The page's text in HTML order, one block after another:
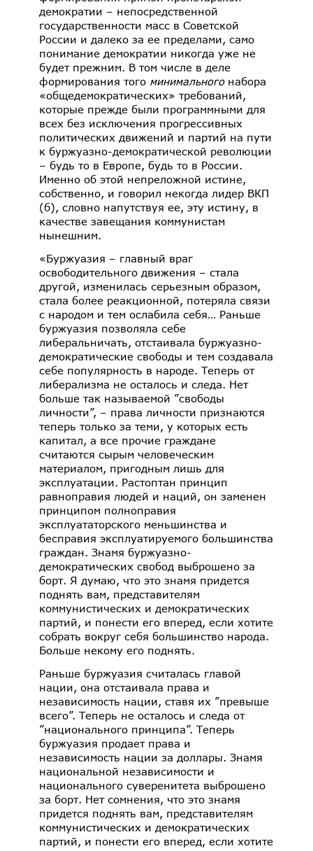
демократии – непосредственной
государственности масс в Советской
России и далеко за ее пределами, само
понимание демократии никогда уже не
будет прежним. В том числе в деле
формирования того минимальногонабора
«общедемократических» требований,
которые прежде были программными для
всех без исключения прогрессивных
политических движений и партий на пути
к буржуазно-демократической революции
– будь то в Европе, будь то в России.
Именно об этой непреложной истине,
собственно, и говорил некогда лидер ВКП
(б), словно напутствуя ее, эту истину, в
качестве завещания коммунистам
нынешним.
«Буржуазия – главный враг
освободительного движения – стала
другой, изменилась серьезным образом,
стала более реакционной, потеряла связи
с народом и тем ослабила себя… Раньше
буржуазия позволяла себе
либеральничать, отстаивала буржуазно-
демократические свободы и тем создавала
себе популярность в народе. Теперь от
либерализма не осталось и следа. Нет
больше так называемой ”свободы
личности”, – права личности признаются
теперь только за теми, у которых есть
капитал, а все прочие граждане
считаются сырым человеческим
материалом, пригодным лишь для
эксплуатации. Растоптан принцип
равноправия людей и наций, он заменен
принципом полноправия
эксплуататорского меньшинства и
бесправия эксплуатируемого большинства
граждан. Знамя буржуазно-
демократических свобод выброшено за
борт. Я думаю, что это знамя придется
поднять вам, представителям
коммунистических и демократических
партий, и понести его вперед, если хотите
собрать вокруг себя большинство народа.
Больше некому его поднять.
Раньше буржуазия считалась главой
нации, она отстаивала права и
независимость нации, ставя их ”превыше
всего”. Теперь не осталось и следа от
”национального принципа”. Теперь
буржуазия продает права и
независимость нации за доллары. Знамя
национальной независимости и
национального суверенитета выброшено
за борт. Нет сомнения, что это знамя
придется поднять вам, представителям
коммунистических и демократических
партий, и понести его вперед, если хотите